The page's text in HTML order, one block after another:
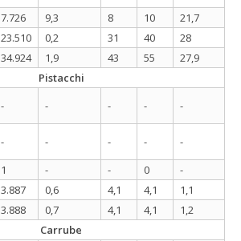
7.726 9,3 8 10
21,7
23.510 0,2 31 40
28
34.924 1,9 43 55
27,9
Pistacchi
- - - -
-
- - - -
-
1 - - 0
-
3.887 0,6 4,1 4,1
1,1
3.888 0,7 4,1 4,1
1,2
Carrube